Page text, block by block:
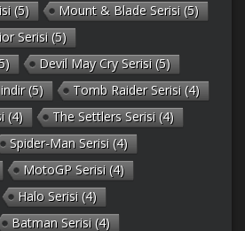
(5) Mount & Blade Serisi (5)
Serisi (5)
Devil May Cry Serisi (5)
(5) Tomb Raider Serisi (4)
(4) The Settlers Serisi (4)
Spider-Man Serisi (4)
MotoGP Serisi (4)
Halo Serisi (4)
Batman Serisi (4)